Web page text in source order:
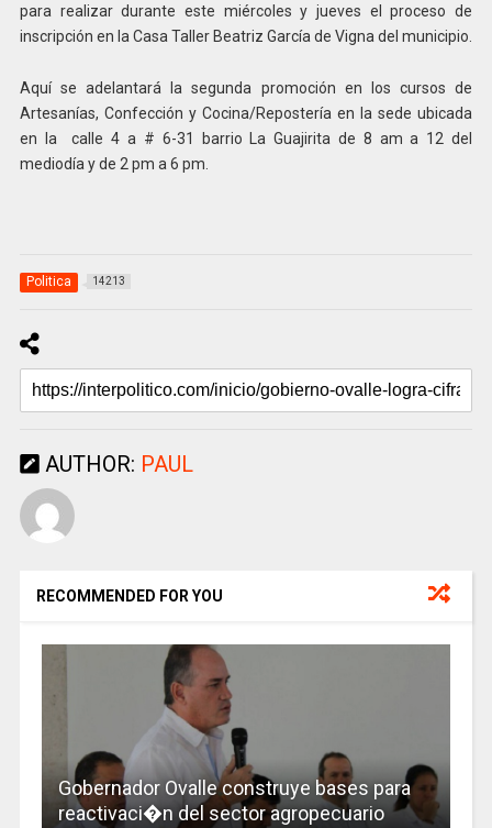
para realizar durante este miércoles y jueves el proceso de
inscripción en la Casa Taller Beatriz García de Vigna del municipio.
Aquí se adelantará la segunda promoción en los cursos de
Artesanías, Confección y Cocina/Repostería en la sede ubicada
en la calle 4 a # 6-31 barrio La Guajirita de 8 am a 12 del
mediodía y de 2 pm a 6 pm.
Politica 14213
AUTHOR: PAUL
RECOMMENDED FOR YOU
Gobernador Ovalle construye bases para
reactivaci�n del sector agropecuario